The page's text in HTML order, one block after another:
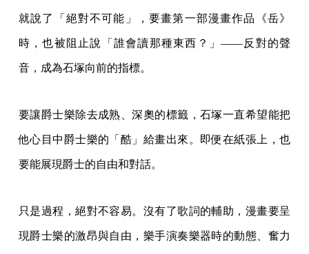
就說了「絕對不可能」，要畫第一部漫畫作品《岳》
時，也被阻止說「誰會讀那種東西？」——反對的聲
音，成為石塚向前的指標。
要讓爵士樂除去成熟、深奧的標籤，石塚一直希望能把
他心目中爵士樂的「酷」給畫出來。即便在紙張上，也
要能展現爵士的自由和對話。
只是過程，絕對不容易。沒有了歌詞的輔助，漫畫要呈
現爵士樂的激昂與自由，樂手演奏樂器時的動態、奮力